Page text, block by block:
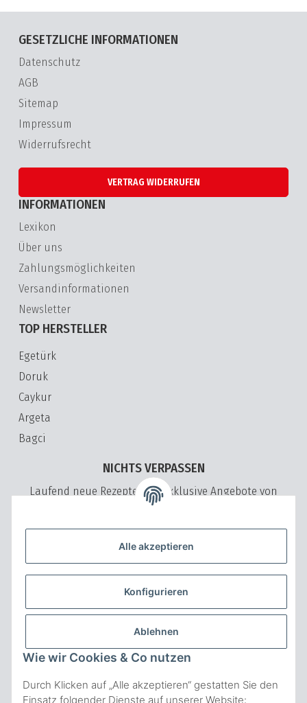
Alle akzeptieren
Konfigurieren
Ablehnen
Wie wir Cookies & Co nutzen
Durch Klicken auf „Alle akzeptieren“ gestatten Sie den
Einsatz folgender Dienste auf unserer Website:
GESETZLICHE INFORMATIONEN
Datenschutz
AGB
Sitemap
Impressum
Widerrufsrecht
VERTRAG WIDERRUFEN
INFORMATIONEN
Lexikon
Über uns
Zahlungsmöglichkeiten
Versandinformationen
Newsletter
TOP HERSTELLER
Egetürk
Doruk
Caykur
Argeta
Bagci
NICHTS VERPASSEN
Laufend neue Rezepte und exklusive Angebote von
VeryVita
regelmäßig und jederzeit widerruflich Informationen zu Ihrem
Produktsortiment per E-Mail zu.
NICHTS VERPASSEN Abonnieren
ZAHLUNGSARTEN